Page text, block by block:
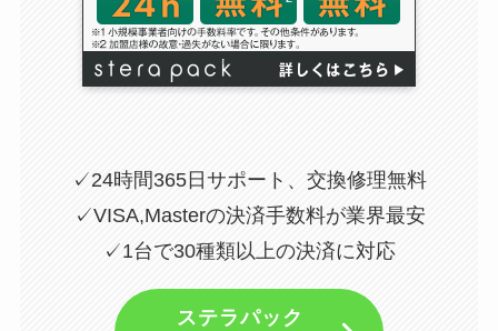
✓24時間365日サポート、交換修理無料
✓VISA,Masterの決済手数料が業界最安
✓1台で30種類以上の決済に対応
ステラパック